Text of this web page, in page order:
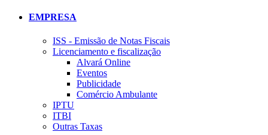
EMPRESA
ISS - Emissão de Notas Fiscais
Licenciamento e fiscalização
Alvará Online
Eventos
Publicidade
Comércio Ambulante
IPTU
ITBI
Outras Taxas